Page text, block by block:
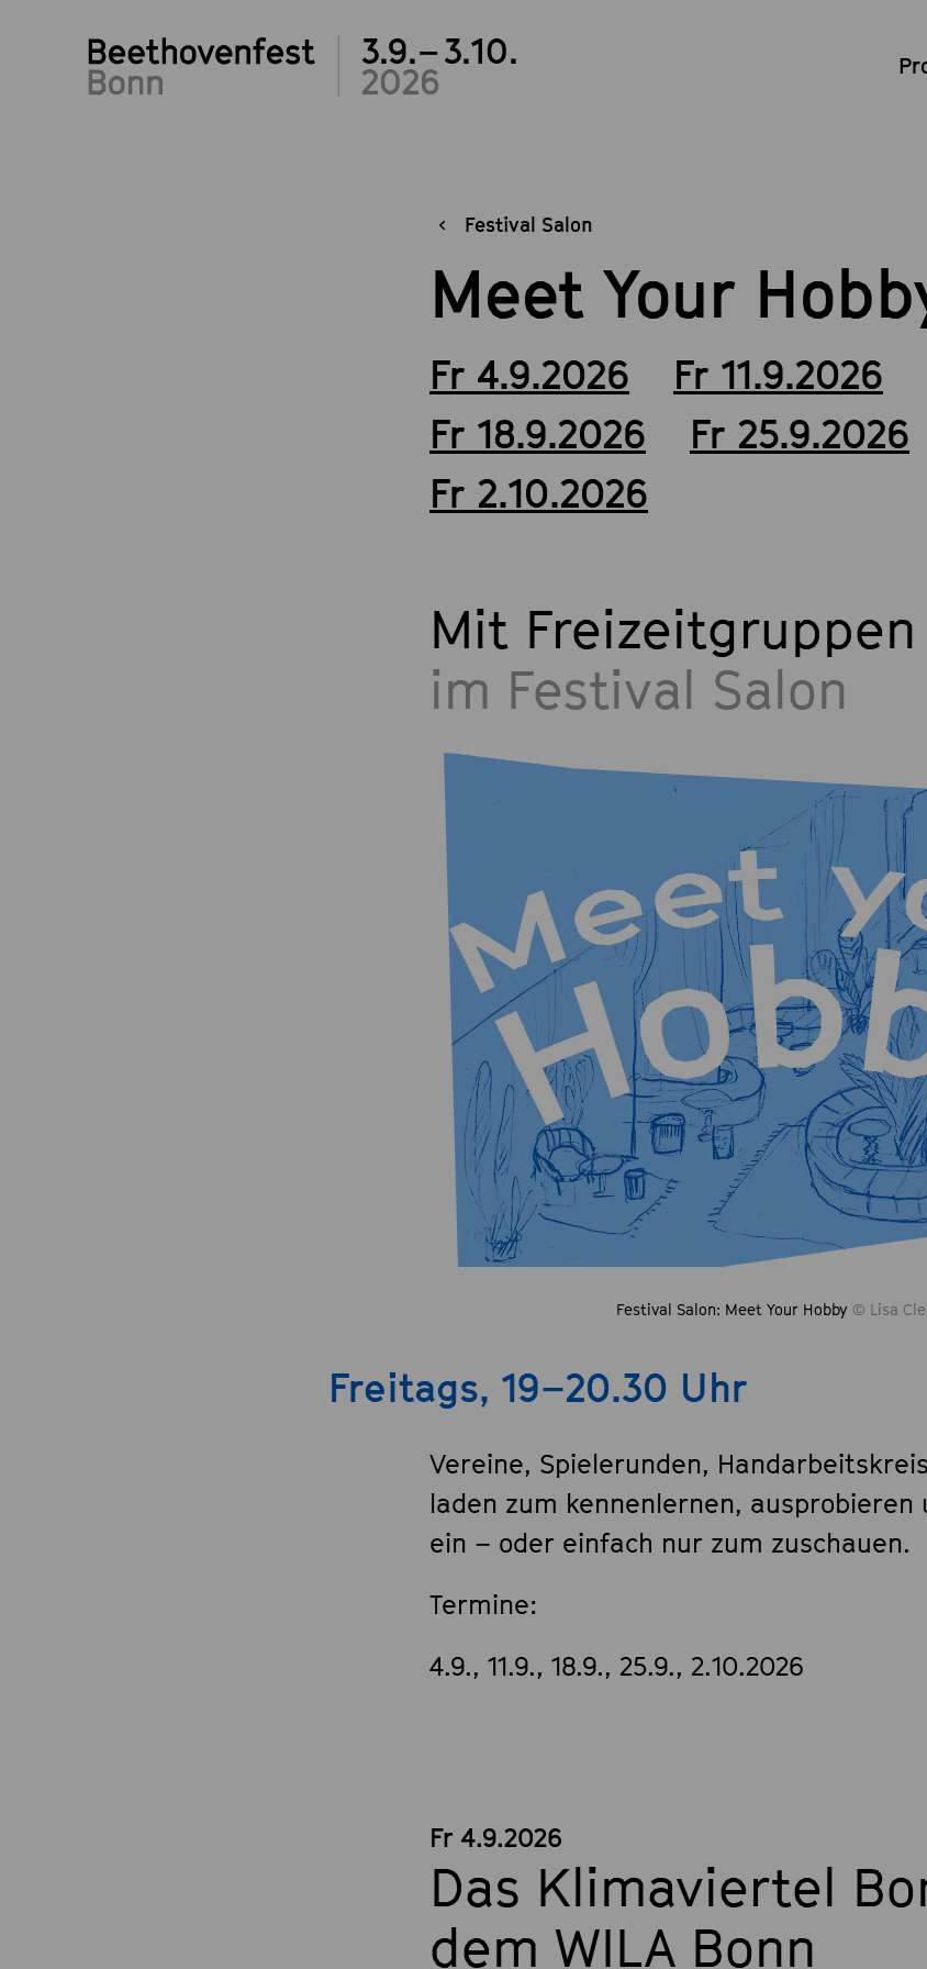
3.9.– 3.10.
2026
Festival Salon
Meet Your
Fr 4.9.2026
Fr 11.9.2026
Fr 18.9.2026
Fr 25.9.2026
Fr 2.10.2026
Mit
im Festival Salon
Festival Salon: Meet Your Hobby © Lisa
Freitags, 19–20.30 Uhr
Vereine, Spielerunden,
laden zum kennenlernen, ausprobieren
ein – oder einfach nur zum zuschauen.
Termine:
4.9., 11.9., 18.9., 25.9., 2.10.2026
Fr 4.9.2026
Das Klimaviertel
dem WILA Bonn